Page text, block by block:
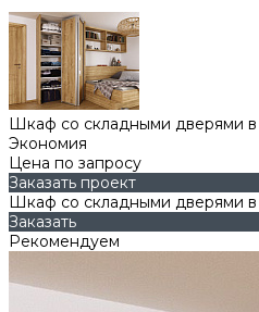
Шкаф со складными дверями в
Экономия
Цена по запросу
Заказать проект
Шкаф со складными дверями в
Заказать
Рекомендуем